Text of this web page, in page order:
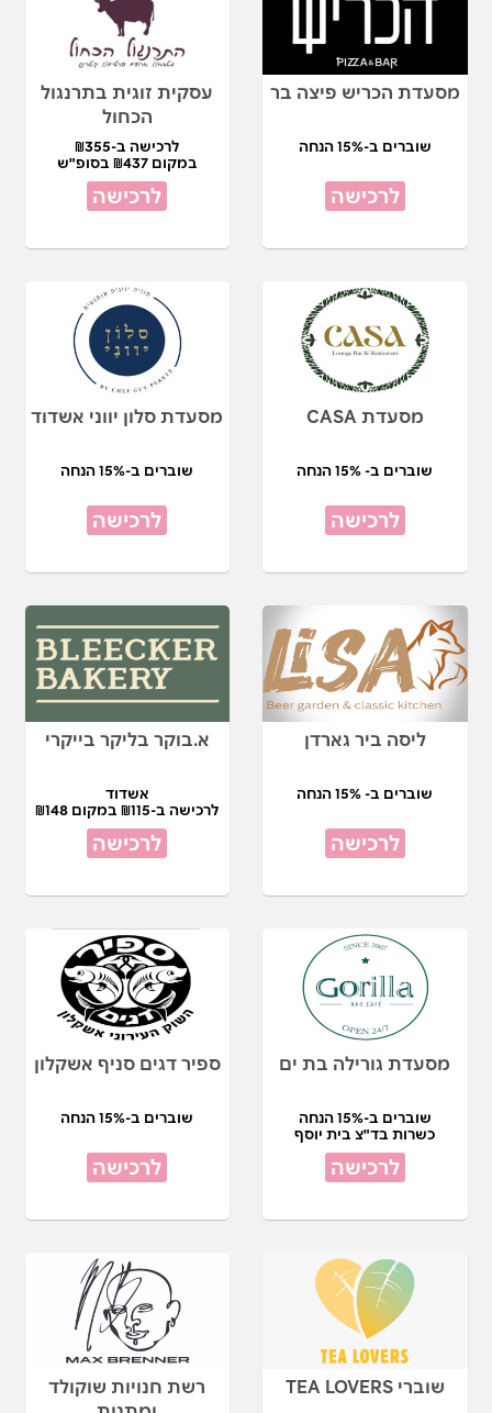
מסעדת הכריש פיצה בר
שוברים ב-15% הנחה
לרכישה
עסקית זוגית בתרנגול
הכחול
לרכישה ב-₪355
במקום ₪437 בסופ"ש
לרכישה
מסעדת CASA
שוברים ב- 15% הנחה
לרכישה
מסעדת סלון יווני אשדוד
שוברים ב-15% הנחה
לרכישה
ליסה ביר גארדן
שוברים ב- 15% הנחה
לרכישה
א.בוקר בליקר בייקרי
אשדוד
לרכישה ב-₪115 במקום ₪148
לרכישה
מסעדת גורילה בת ים
שוברים ב-15% הנחה
כשרות בד"צ בית יוסף
לרכישה
ספיר דגים סניף אשקלון
שוברים ב-15% הנחה
לרכישה
שוברי TEA LOVERS
רשת חנויות שוקולד